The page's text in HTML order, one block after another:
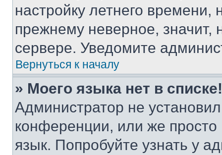
настройку летнего
прежнему неверное, значит,
сервере. Уведомите
Вернуться к началу
» Моего языка нет в списке!
Администратор не
конференции, или же
язык. Попробуйте узнать у